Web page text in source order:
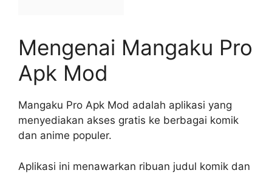
Mengenai Mangaku Pro
Apk Mod
Mangaku Pro Apk Mod adalah aplikasi yang
menyediakan akses gratis ke berbagai komik
dan anime populer.
Aplikasi ini menawarkan ribuan judul komik dan